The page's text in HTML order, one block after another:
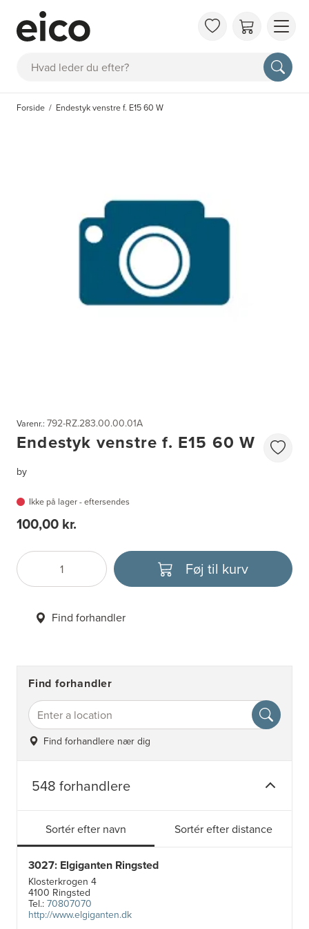
Søg
OM
FAQ
Forside Endestyk venstre f. E15 60 W
Varenr.: 792-RZ.283.00.00.01A
Endestyk venstre f. E15 60 W
by
Ikke på lager - eftersendes
100,00 kr.
Antal
Vælg enhed Føj til kurv
Find forhandler
Find forhandler
Find forhandlere nær dig
548 forhandlere
Sortér efter navn Sortér efter distance
3027: Elgiganten Ringsted
Klosterkrogen 4
4100 Ringsted
Tel.:70807070
http://www.elgiganten.dk